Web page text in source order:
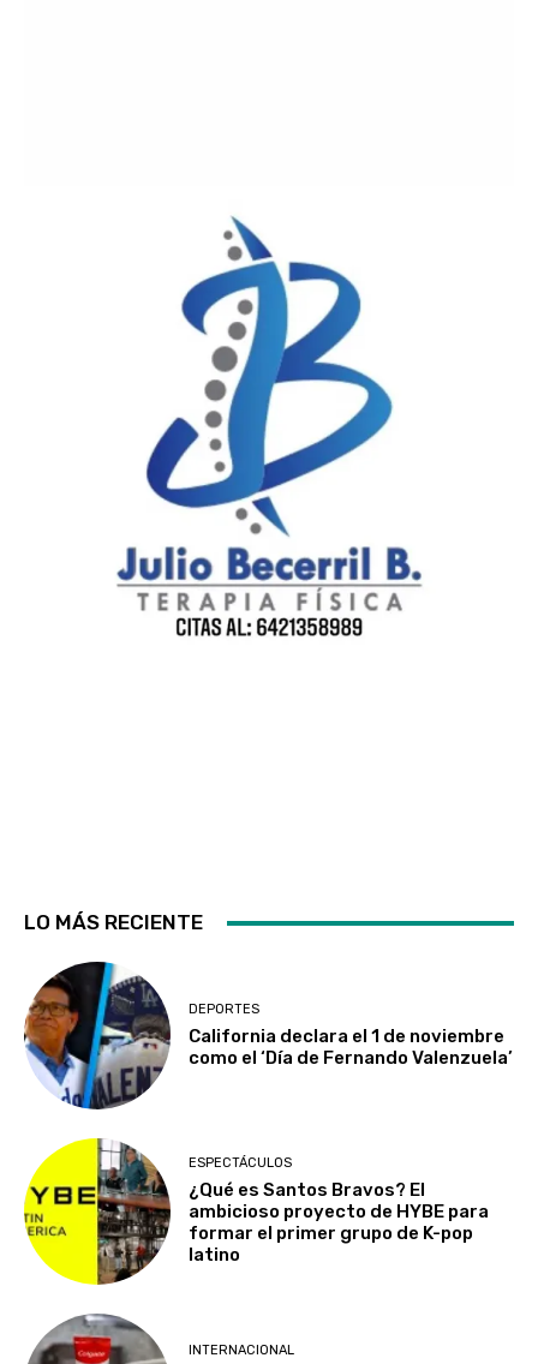
LO MÁS RECIENTE
DEPORTES
California declara el 1 de noviembre
como el ‘Día de Fernando Valenzuela’
ESPECTÁCULOS
¿Qué es Santos Bravos? El
ambicioso proyecto de HYBE para
formar el primer grupo de K-pop
latino
INTERNACIONAL